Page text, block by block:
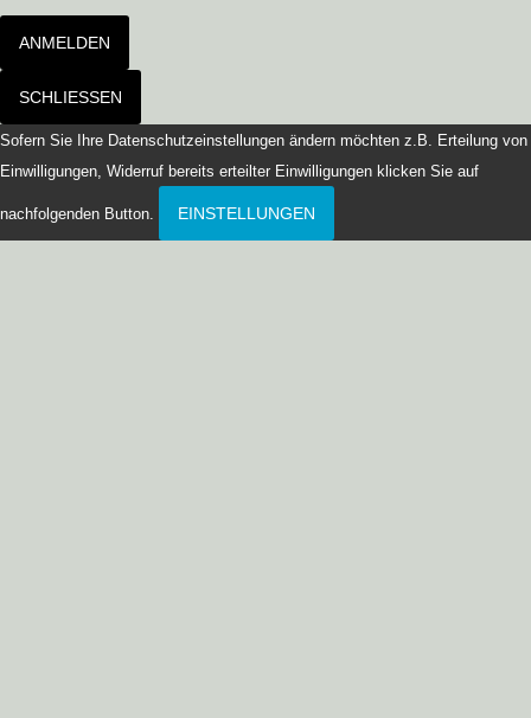
ANMELDEN
SCHLIESSEN
Sofern Sie Ihre Datenschutzeinstellungen ändern möchten z.B. Erteilung von
Einwilligungen, Widerruf bereits erteilter Einwilligungen klicken Sie auf
nachfolgenden Button. EINSTELLUNGEN